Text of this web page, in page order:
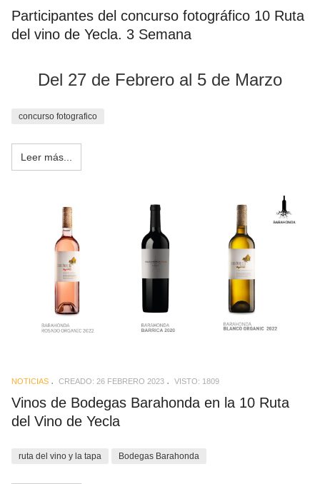
Participantes del concurso fotográfico 10 Ruta
del vino de Yecla. 3 Semana
Del 27 de Febrero al 5 de Marzo
concurso fotografico
Leer más...
NOTICIAS CREADO: 26 FEBRERO 2023 VISTO: 1809
Vinos de Bodegas Barahonda en la 10 Ruta
del Vino de Yecla
ruta del vino y la tapa Bodegas Barahonda